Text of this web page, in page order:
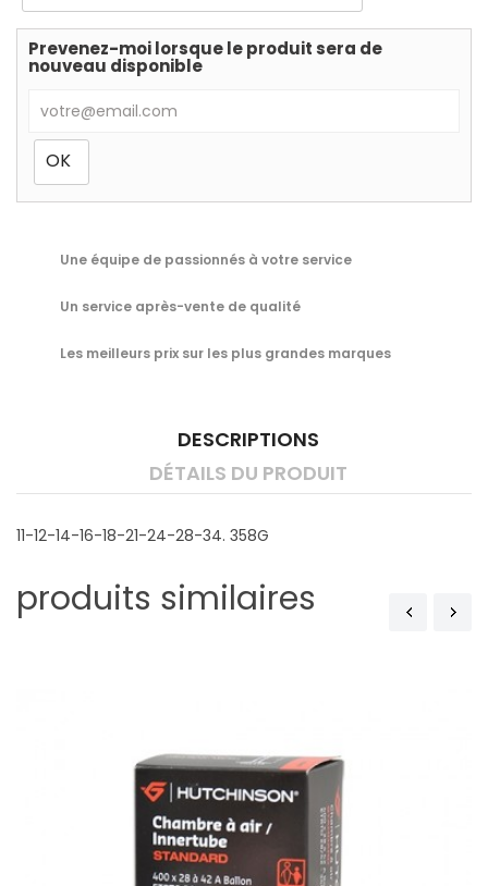
Prevenez-moi lorsque le produit sera de
nouveau disponible
Une équipe de passionnés à votre service
Un service après-vente de qualité
Les meilleurs prix sur les plus grandes marques
DESCRIPTIONS
DÉTAILS DU PRODUIT
11-12-14-16-18-21-24-28-34. 358G
produits similaires